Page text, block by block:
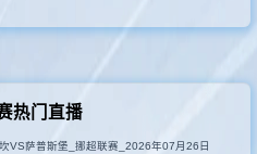
热门直播
VS萨普斯堡_挪超联赛_2026年07月26日